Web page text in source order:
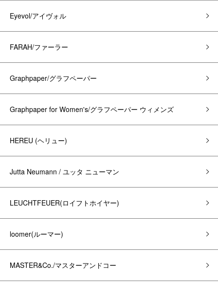
Eyevol/アイヴォル
FARAH/ファーラー
Graphpaper/グラフペーパー
Graphpaper for Women's/グラフペーパー ウィメンズ
HEREU (ヘリュー)
Jutta Neumann / ユッタ ニューマン
LEUCHTFEUER(ロイフトホイヤー)
loomer(ルーマー)
MASTER&Co./マスターアンドコー